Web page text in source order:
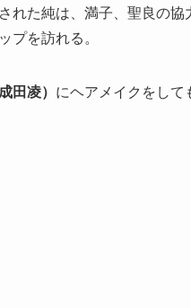
れた純は、満子、聖良の
プを訪れる。
田凌） にヘアメイクをして